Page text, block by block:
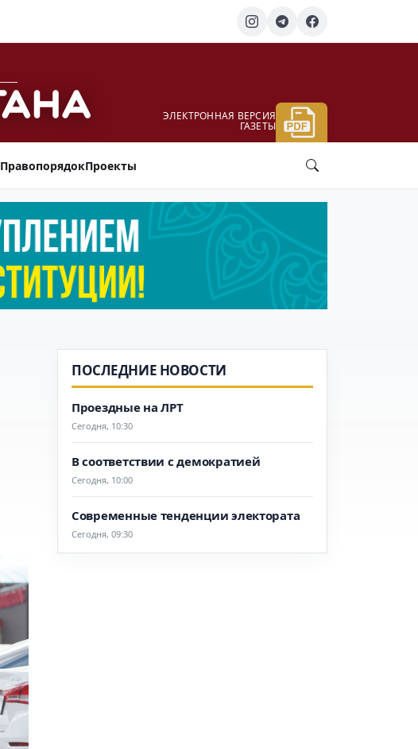
ЭЛЕКТРОННАЯ ВЕРСИЯ
ГАЗЕТЫ
ПравопорядокПроекты
ПОСЛЕДНИЕ НОВОСТИ
Проездные на ЛРТ
Сегодня, 10:30
В соответствии с демократией
Сегодня, 10:00
Современные тенденции электората
Сегодня, 09:30